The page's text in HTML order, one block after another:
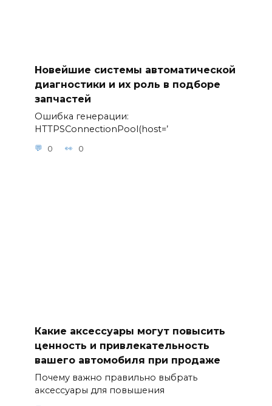
Новейшие системы автоматической
диагностики и их роль в подборе
запчастей
Ошибка генерации:
HTTPSConnectionPool(host=’
0 0
Какие аксессуары могут повысить
ценность и привлекательность
вашего автомобиля при продаже
Почему важно правильно выбрать
аксессуары для повышения